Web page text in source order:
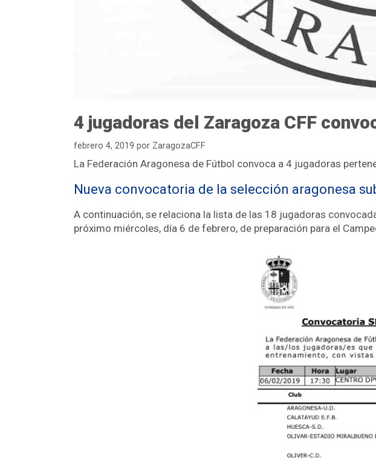
4 jugadoras del Zaragoza CFF
febrero 4, 2019 por ZaragozaCFF
La Federación Aragonesa de Fútbol convoca a 4 jugadoras
Nueva convocatoria de la selección aragonesa
A continuación, se relaciona la lista de las 18 jugadoras
próximo miércoles, día 6 de febrero, de preparación para el